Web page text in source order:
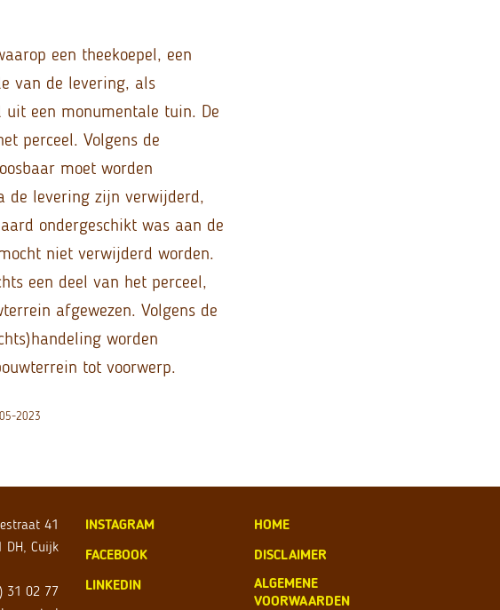
een theekoepel, een
van de levering, als
uit een monumentale tuin. De
perceel. Volgens de
moet worden
de levering zijn verwijderd,
ondergeschikt was aan de
niet verwijderd worden.
een deel van het perceel,
afgewezen. Volgens de
worden
tot voorwerp.
2023
41
DH, Cuijk
31 02 77
INSTAGRAM
FACEBOOK
LINKEDIN
HOME
DISCLAIMER
ALGEMENE
VOORWAARDEN